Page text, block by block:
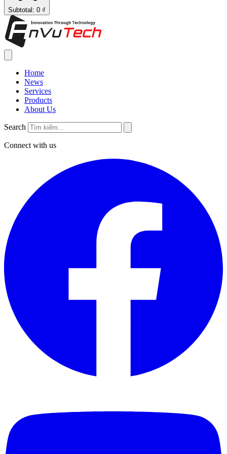
Subtotal: 0 ₫
Home
News
Services
Products
About Us
Search
Connect with us